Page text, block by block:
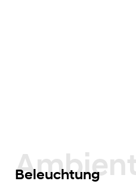
Ambiente
Beleuchtung